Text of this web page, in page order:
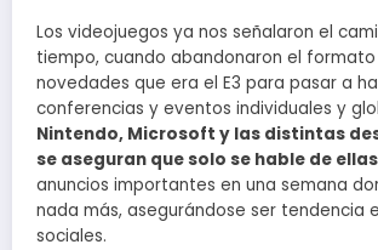
Los videojuegos ya nos señalaron el
tiempo, cuando abandonaron el
novedades que era el E3 para pasar a
conferencias y eventos individuales y
Nintendo, Microsoft y las distintas
se aseguran que solo se hable de ellas
anuncios importantes en una semana
nada más, asegurándose ser tendencia
sociales.